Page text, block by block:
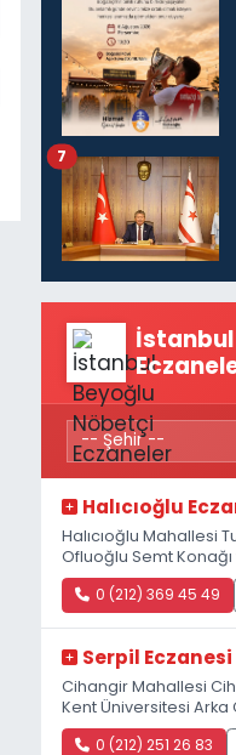
7
Halıcıoğlu
Halıcıoğlu Mahallesi
Ofluoğlu Semt Konağı
0 (212) 369 45 49
Serpil Eczanesi
Cihangir Mahallesi
Kent Üniversitesi
0 (212) 251 26 83